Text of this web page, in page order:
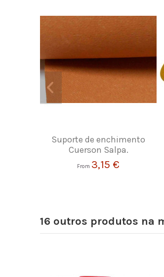
Suporte de enchimento
Cuerson Salpa.
From 3,15 €
16 outros produtos na